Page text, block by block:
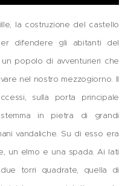
la costruzione del castello
difendere gli abitanti del
un popolo di avventurieri che
nel nostro mezzogiorno. Il
sulla porta principale
in pietra di grandi
vandaliche. Su di esso era
un elmo e una spada. Ai lati
torri quadrate, quella di